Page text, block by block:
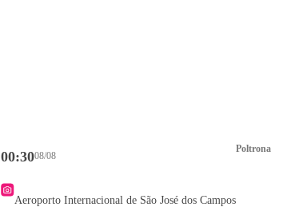
00:3008/08
Aeroporto Internacional de São José dos Campos
Poltrona